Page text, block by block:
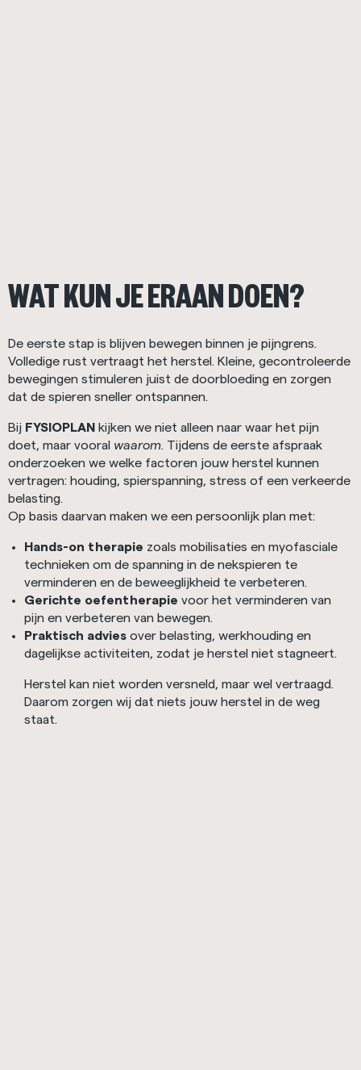
WAT KUN JE ERAAN DOEN?
De eerste stap is blijven bewegen binnen je pijngrens.
Volledige rust vertraagt het herstel. Kleine, gecontroleerde
bewegingen stimuleren juist de doorbloeding en zorgen
dat de spieren sneller ontspannen.
Bij FYSIOPLAN kijken we niet alleen naar waar het pijn
doet, maar vooral waarom. Tijdens de eerste afspraak
onderzoeken we welke factoren jouw herstel kunnen
vertragen: houding, spierspanning, stress of een verkeerde
belasting.
Op basis daarvan maken we een persoonlijk plan met:
Hands-on therapie zoals mobilisaties en myofasciale
technieken om de spanning in de nekspieren te
verminderen en de beweeglijkheid te verbeteren.
Gerichte oefentherapie voor het verminderen van
pijn en verbeteren van bewegen.
Praktisch advies over belasting, werkhouding en
dagelijkse activiteiten, zodat je herstel niet stagneert.
Herstel kan niet worden versneld, maar wel vertraagd.
Daarom zorgen wij dat niets jouw herstel in de weg
staat.